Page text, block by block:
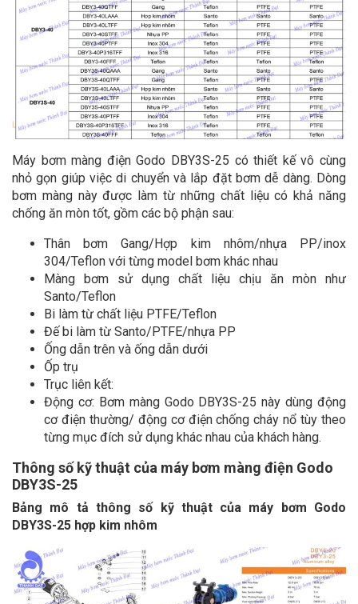
Máy bơm màng điện Godo DBY3S-25 có thiết kế vô cùng
nhỏ gọn giúp việc di chuyển và lắp đặt bơm dễ dàng. Dòng
bơm màng này được làm từ những chất liệu có khả năng
chống ăn mòn tốt, gồm các bộ phận sau:
Thân bơm Gang/Hợp kim nhôm/nhựa PP/inox
304/Teflon với từng model bơm khác nhau
Màng bơm sử dụng chất liệu chịu ăn mòn như
Santo/Teflon
Bi làm từ chất liệu PTFE/Teflon
Đế bi làm từ Santo/PTFE/nhựa PP
Ống dẫn trên và ống dẫn dưới
Ốp trụ
Trục liên kết:
Động cơ: Bơm màng Godo DBY3S-25 này dùng động
cơ điện thường/ động cơ điện chống cháy nổ tùy theo
từng mục đích sử dụng khác nhau của khách hàng.
Thông số kỹ thuật của máy bơm màng điện Godo
DBY3S-25
Bảng mô tả thông số kỹ thuật của máy bơm Godo
DBY3S-25 hợp kim nhôm